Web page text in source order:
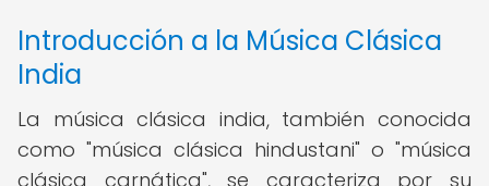
Introducción a la Música Clásica
India
La música clásica india, también conocida
como "música clásica hindustani" o "música
clásica carnática", se caracteriza por su